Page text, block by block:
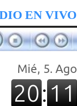
EN VIVO